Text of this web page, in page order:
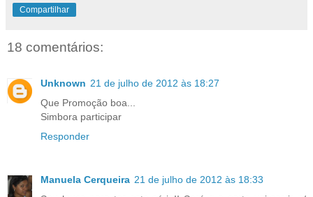
Compartilhar
18 comentários:
Unknown 21 de julho de 2012 às 18:27
Que Promoção boa...
Simbora participar
Responder
Manuela Cerqueira 21 de julho de 2012 às 18:33